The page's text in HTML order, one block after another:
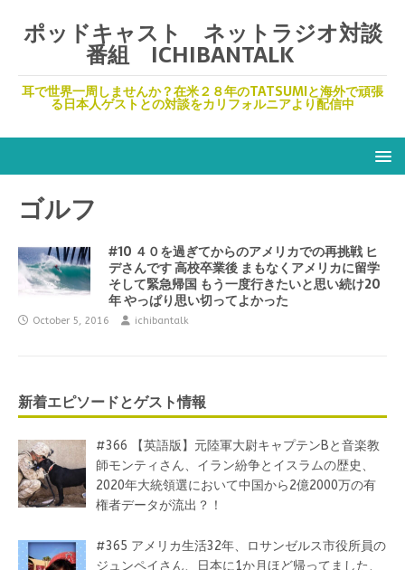
ポッドキャスト ネットラジオ対談
番組 ICHIBANTALK
耳で世界一周しませんか？在米２８年のTATSUMIと海外で頑張
る日本人ゲストとの対談をカリフォルニアより配信中
ゴルフ
#10 ４０を過ぎてからのアメリカでの再挑戦 ヒ
デさんです 高校卒業後 まもなくアメリカに留学
そして緊急帰国 もう一度行きたいと思い続け20
年 やっぱり思い切ってよかった
October 5, 2016 ichibantalk
新着エピソードとゲスト情報
#366 【英語版】元陸軍大尉キャプテンBと音楽教
師モンティさん、イラン紛争とイスラムの歴史、
2020年大統領選において中国から2億2000万の有
権者データが流出？！
#365 アメリカ生活32年、ロサンゼルス市役所員の
ジュンペイさん、日本に1か月ほど帰ってました、